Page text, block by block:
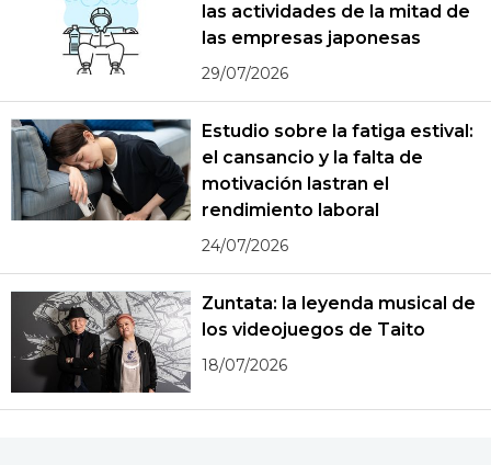
las actividades de la mitad de
las empresas japonesas
29/07/2026
Estudio sobre la fatiga estival:
el cansancio y la falta de
motivación lastran el
rendimiento laboral
24/07/2026
Zuntata: la leyenda musical de
los videojuegos de Taito
18/07/2026